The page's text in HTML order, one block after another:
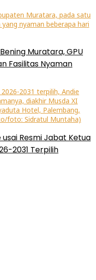
Muratara, GPU
Fasilitas Nyaman
Resmi Jabat Ketua
2031 Terpilih